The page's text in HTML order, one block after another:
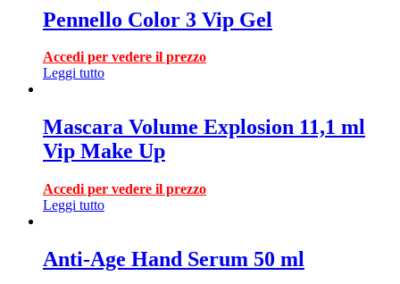
Pennello Color 3 Vip Gel
Accedi per vedere il prezzo
Leggi tutto
Mascara Volume Explosion 11,1 ml
Vip Make Up
Accedi per vedere il prezzo
Leggi tutto
Anti-Age Hand Serum 50 ml